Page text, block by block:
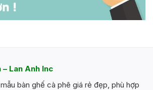
Lan Anh Inc
bàn ghế cà phê giá rẻ đẹp, phù hợp